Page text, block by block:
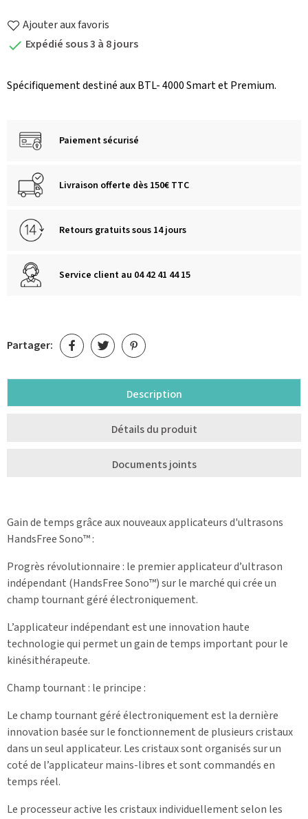
Ajouter aux favoris
 Expédié sous 3 à 8 jours
Spécifiquement destiné aux BTL- 4000 Smart et Premium.
Paiement sécurisé
Livraison offerte dès 150€ TTC
Retours gratuits sous 14 jours
Service client au 04 42 41 44 15
Partager:
Description
Détails du produit
Documents joints
Gain de temps grâce aux nouveaux applicateurs d'ultrasons
HandsFree Sono™ :
Progrès révolutionnaire : le premier applicateur d’ultrason
indépendant (HandsFree Sono™) sur le marché qui crée un
champ tournant géré électroniquement.
L’applicateur indépendant est une innovation haute
technologie qui permet un gain de temps important pour le
kinésithérapeute.
Champ tournant : le principe :
Le champ tournant géré électroniquement est la dernière
innovation basée sur le fonctionnement de plusieurs cristaux
dans un seul applicateur. Les cristaux sont organisés sur un
coté de l’applicateur mains-libres et sont commandés en
temps réel.
Le processeur active les cristaux individuellement selon les